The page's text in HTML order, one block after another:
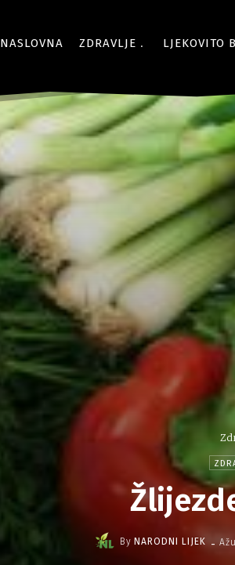
NASLOVNA ZDRAVLJE LJEKOVITO
By NARODNI LIJEK -